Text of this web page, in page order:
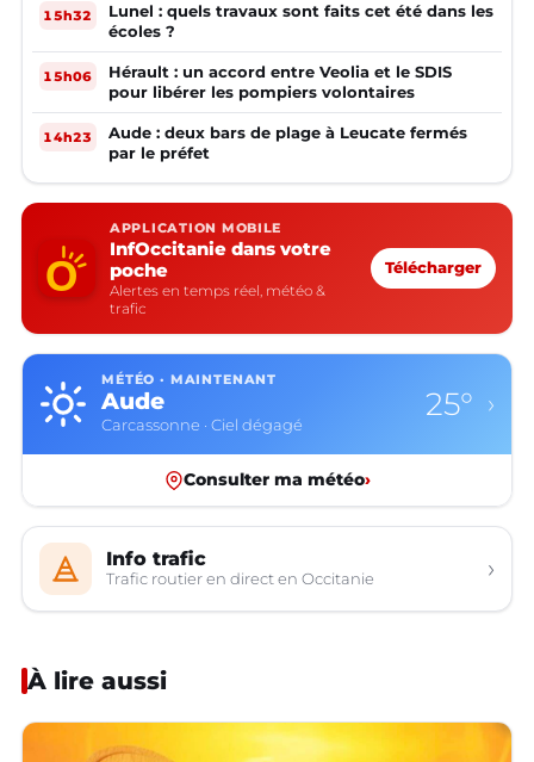
15h32
Lunel : quels travaux sont faits cet été dans les
écoles ?
15h06
Hérault : un accord entre Veolia et le SDIS
pour libérer les pompiers volontaires
14h23
Aude : deux bars de plage à Leucate fermés
par le préfet
APPLICATION MOBILE
InfOccitanie dans votre
poche
Alertes en temps réel, météo &
trafic
Télécharger
MÉTÉO · MAINTENANT
Aude
Carcassonne · Ciel dégagé
25° ›
Consulter ma météo›
Info trafic
Trafic routier en direct en Occitanie ›
À lire aussi